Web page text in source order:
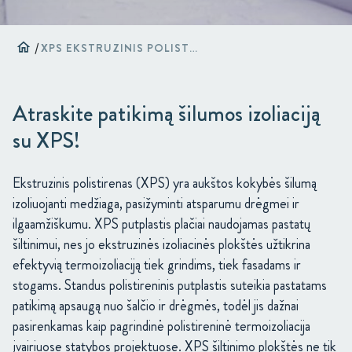
home / XPS EKSTRUZINIS POLISTIRENAS
Atraskite patikimą šilumos izoliaciją
su XPS!
Ekstruzinis polistirenas (XPS) yra aukštos kokybės šilumą
izoliuojanti medžiaga, pasižyminti atsparumu drėgmei ir
ilgaamžiškumu. XPS putplastis plačiai naudojamas pastatų
šiltinimui, nes jo ekstruzinės izoliacinės plokštės užtikrina
efektyvią termoizoliaciją tiek grindims, tiek fasadams ir
stogams. Standus polistireninis putplastis suteikia pastatams
patikimą apsaugą nuo šalčio ir drėgmės, todėl jis dažnai
pasirenkamas kaip pagrindinė polistireninė termoizoliacija
įvairiuose statybos projektuose. XPS šiltinimo plokštės ne tik